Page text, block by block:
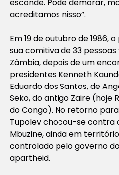
esconde. Pode demorar,
acreditamos nisso”.
Em 19 de outubro de 1986,
sua comitiva de 33
Zâmbia, depois de um
presidentes Kenneth
Eduardo dos Santos, de
Seko, do antigo Zaire (hoje
do Congo). No retorno
Tupolev chocou-se contra
Mbuzine, ainda em
controlado pelo governo
apartheid.